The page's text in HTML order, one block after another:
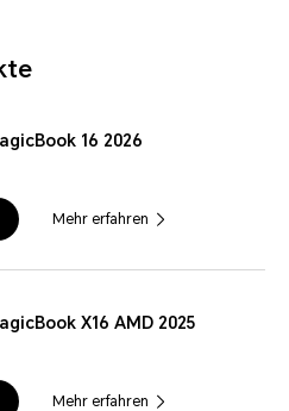
16 2026
Mehr erfahren
X16 AMD 2025
Mehr erfahren